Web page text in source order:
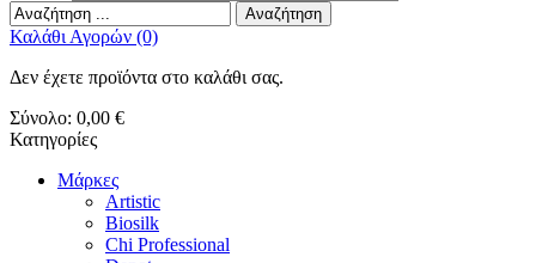
Αναζήτηση
Καλάθι Αγορών (0)
Δεν έχετε προϊόντα στο καλάθι σας.
Σύνολο: 0,00 €
Κατηγορίες
Μάρκες
Artistic
Biosilk
Chi Professional